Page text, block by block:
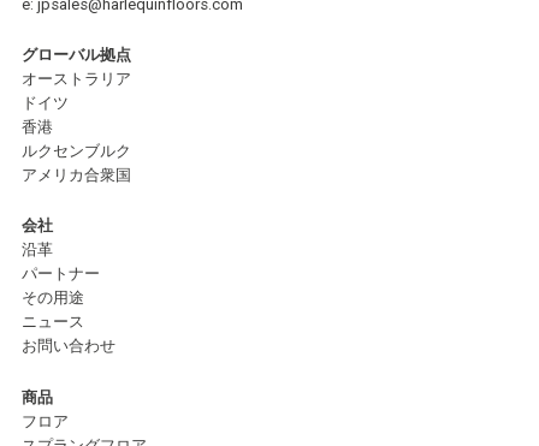
e: jpsales@harlequinfloors.com
グローバル拠点
オーストラリア
ドイツ
香港
ルクセンブルク
アメリカ合衆国
会社
沿革
パートナー
その用途
ニュース
お問い合わせ
商品
フロア